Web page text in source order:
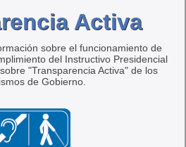
Activa
sobre el funcionamiento de
del Instructivo Presidencial
"Transparencia Activa" de los
de Gobierno.